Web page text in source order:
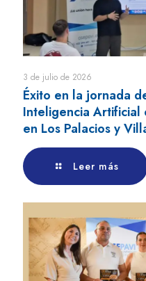
3 de julio de 2026
Éxito en la jornada
Inteligencia Artificial
en Los Palacios y
Leer más